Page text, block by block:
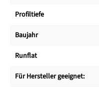
Profiltiefe
Baujahr
Runflat
Für Hersteller geeignet: